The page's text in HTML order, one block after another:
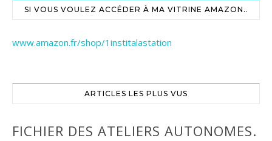
SI VOUS VOULEZ ACCÉDER À MA VITRINE AMAZON..
www.amazon.fr/shop/1institalastation
ARTICLES LES PLUS VUS
FICHIER DES ATELIERS AUTONOMES.